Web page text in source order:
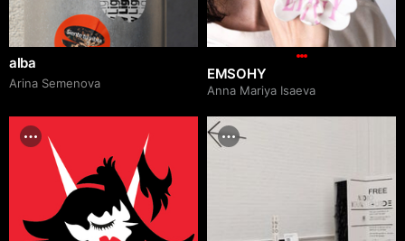
alba
Arina Semenova
EMSOHY
Anna Mariya Isaeva